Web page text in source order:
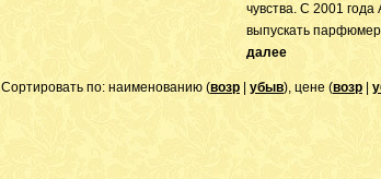
чувства. С 2001
выпускать
далее
Сортировать по: наименованию (возр убыв), цене (возр